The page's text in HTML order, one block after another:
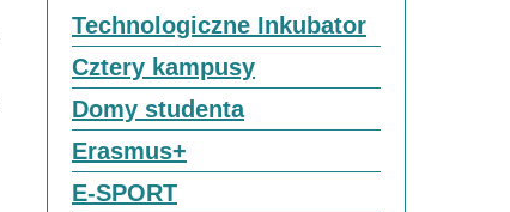
Technologiczne Inkubator
Cztery kampusy
Domy studenta
Erasmus+
E-SPORT